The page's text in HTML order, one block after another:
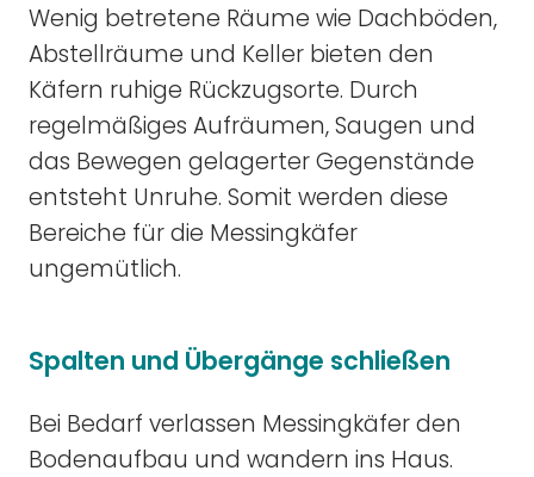
Wenig betretene Räume wie Dachböden,
Abstellräume und Keller bieten den
Käfern ruhige Rückzugsorte. Durch
regelmäßiges Aufräumen, Saugen und
das Bewegen gelagerter Gegenstände
entsteht Unruhe. Somit werden diese
Bereiche für die Messingkäfer
ungemütlich.
Spalten und Übergänge schließen
Bei Bedarf verlassen Messingkäfer den
Bodenaufbau und wandern ins Haus.